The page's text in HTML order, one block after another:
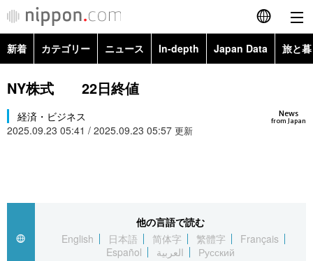
English
カテゴリー
新着 カテゴリー ニュース In-depth Japan Data 旅と
政治・外交
経済・ビジネス Images
NY株式 22日終値
News
from Japan
経済・ビジネス
2025.09.23 05:41 / 2025.09.23 05:57 更新
他の言語で読む
English
日本語 简体字 繁體字
Français
Español
العربية Русский